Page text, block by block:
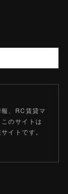
、RC賃貸マ
のサイトは
イトです。